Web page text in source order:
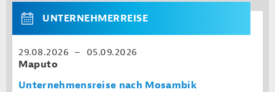
UNTERNEHMERREISE
29.08.2026 – 05.09.2026
Maputo
Unternehmensreise nach Mosambik